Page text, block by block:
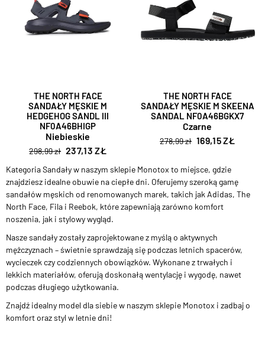
THE NORTH FACE
SANDAŁY MĘSKIE M
HEDGEHOG SANDL III
NF0A46BHIGP
Niebieskie
298,99 zł 237,13 ZŁ
THE NORTH FACE
SANDAŁY MĘSKIE M SKEENA
SANDAL NF0A46BGKX7
Czarne
278,99 zł 169,15 ZŁ
Kategoria Sandały w naszym sklepie Monotox to miejsce, gdzie
znajdziesz idealne obuwie na ciepłe dni. Oferujemy szeroką gamę
sandałów męskich od renomowanych marek, takich jak Adidas, The
North Face, Fila i Reebok, które zapewniają zarówno komfort
noszenia, jak i stylowy wygląd.
Nasze sandały zostały zaprojektowane z myślą o aktywnych
mężczyznach – świetnie sprawdzają się podczas letnich spacerów,
wycieczek czy codziennych obowiązków. Wykonane z trwałych i
lekkich materiałów, oferują doskonałą wentylację i wygodę, nawet
podczas długiego użytkowania.
Znajdź idealny model dla siebie w naszym sklepie Monotox i zadbaj o
komfort oraz styl w letnie dni!